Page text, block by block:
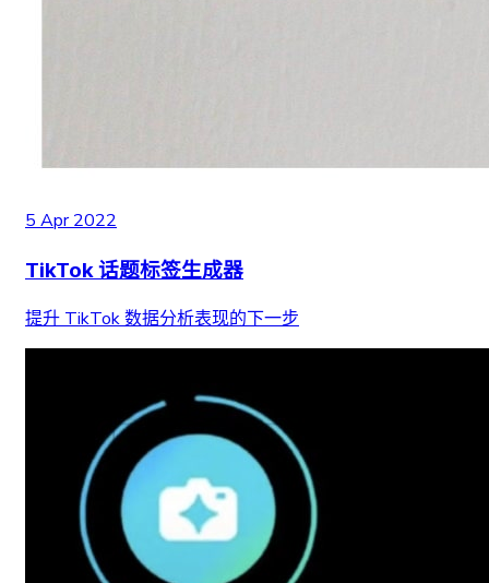
5 Apr 2022
TikTok 话题标签生成器
提升 TikTok 数据分析表现的下一步